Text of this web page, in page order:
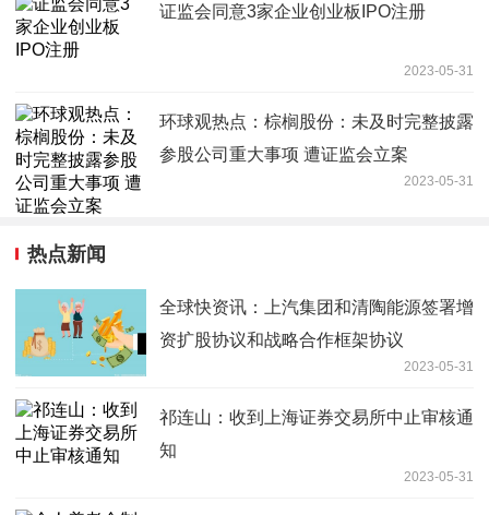
证监会同意3家企业创业板IPO注册
2023-05-31
环球观热点：棕榈股份：未及时完整披露
参股公司重大事项 遭证监会立案
2023-05-31
热点新闻
全球快资讯：上汽集团和清陶能源签署增
资扩股协议和战略合作框架协议
2023-05-31
祁连山：收到上海证券交易所中止审核通
知
2023-05-31